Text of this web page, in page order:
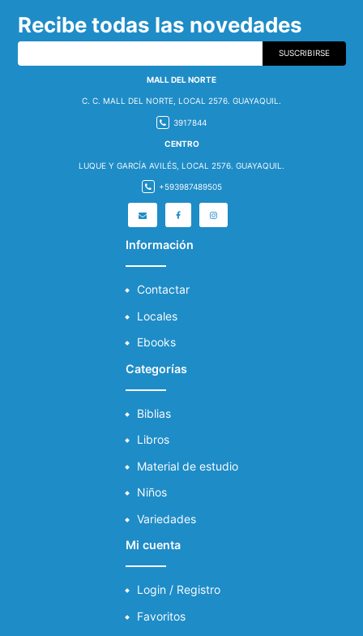
Recibe todas las novedades
SUSCRIBIRSE
MALL DEL NORTE
C. C. MALL DEL NORTE, LOCAL 2576. GUAYAQUIL.
3917844
CENTRO
LUQUE Y GARCÍA AVILÉS, LOCAL 2576. GUAYAQUIL.
+593987489505
Información
Contactar
Locales
Ebooks
Categorías
Biblias
Libros
Material de estudio
Niños
Variedades
Mi cuenta
Login / Registro
Favoritos